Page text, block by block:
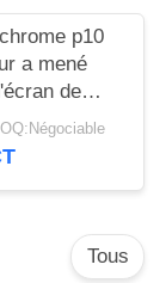
p10
a mené
de
a mené le
écran
Tous